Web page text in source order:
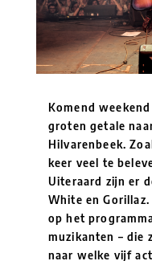
Komend
groten getale
Hilvarenbeek.
keer veel te
Uiteraard zijn er
White en
op het
muzikanten – die
naar welke vijf